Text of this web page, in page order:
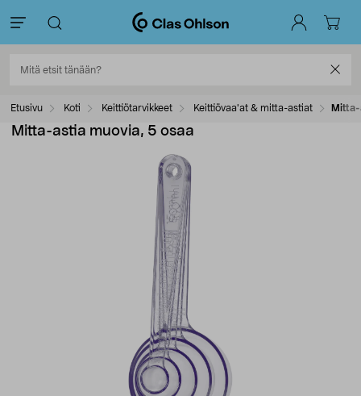
Etusivu Koti Keittiötarvikkeet Keittiövaa'at & mitta-astiat Mitta-
Mitta-astia muovia, 5 osaa